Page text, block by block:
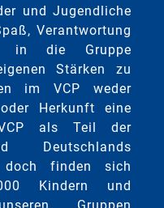
und Jugendliche
Verantwortung
in die Gruppe
Stärken zu
im VCP weder
Herkunft eine
als Teil der
Deutschlands
doch finden sich
Kindern und